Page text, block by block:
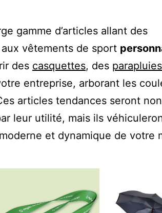
gamme d’articles allant des
vêtements de sport
des casquettes, des parapluies
entreprise, arborant les
articles tendances seront non
leur utilité, mais ils
et dynamique de votre